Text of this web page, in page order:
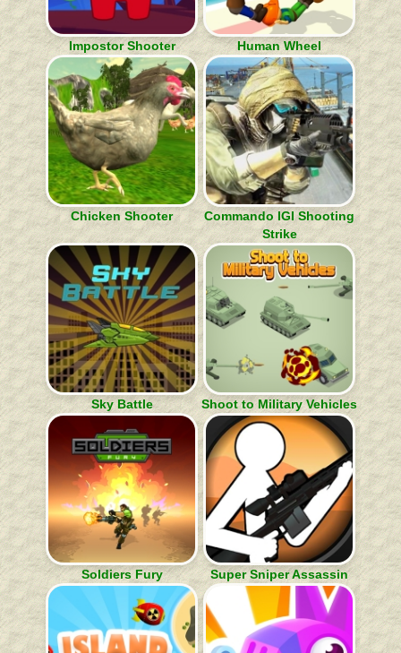
Impostor Shooter Human Wheel
Chicken Shooter
Commando IGI Shooting
Strike
Sky Battle Shoot to Military Vehicles
Soldiers Fury Super Sniper Assassin